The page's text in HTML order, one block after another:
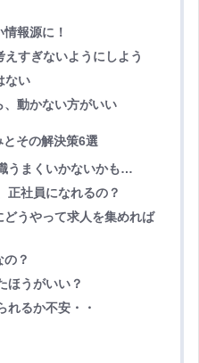
報源に！
すぎないようにしよう
ない
動かない方がいい
その解決策6選
うまくいかないかも…
正社員になれるの？
うやって求人を集めれば
？
ほうがいい？
れるか不安・・